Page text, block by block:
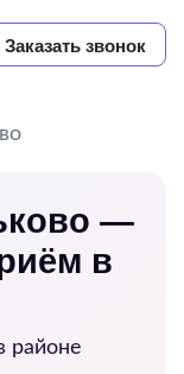
Заказать звонок
—
в
районе